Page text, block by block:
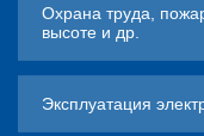
Охрана труда,
высоте и др.
Эксплуатация